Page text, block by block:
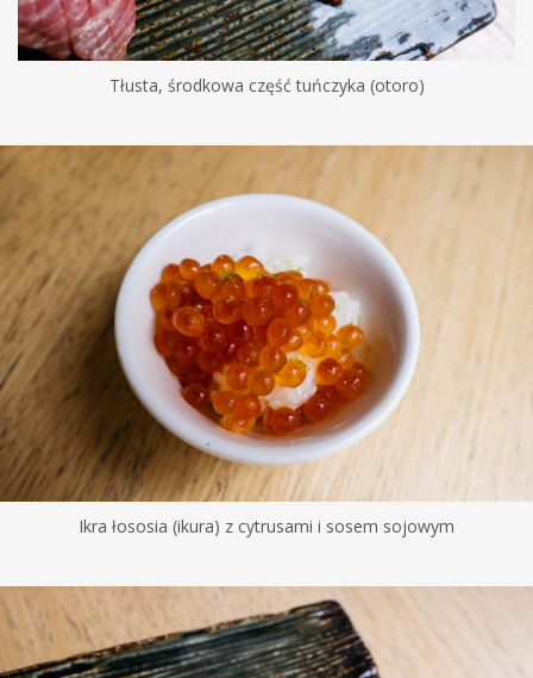
Tłusta, środkowa część tuńczyka (otoro)
Ikra łososia (ikura) z cytrusami i sosem sojowym